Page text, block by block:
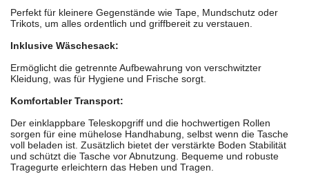
Perfekt für kleinere Gegenstände wie Tape, Mundschutz oder
Trikots, um alles ordentlich und griffbereit zu verstauen.
Inklusive Wäschesack:
Ermöglicht die getrennte Aufbewahrung von verschwitzter
Kleidung, was für Hygiene und Frische sorgt.
Komfortabler Transport:
Der einklappbare Teleskopgriff und die hochwertigen Rollen
sorgen für eine mühelose Handhabung, selbst wenn die Tasche
voll beladen ist. Zusätzlich bietet der verstärkte Boden Stabilität
und schützt die Tasche vor Abnutzung. Bequeme und robuste
Tragegurte erleichtern das Heben und Tragen.